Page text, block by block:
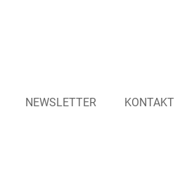
NEWSLETTER KONTAKT